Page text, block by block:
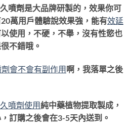
噴劑是大品牌研製的，效果你可
萬用戶體驗說效果強，能有效延
使用，不硬，不舉，沒有性慾也
不錯哦。
會不會有副作用啊，我落單之後
噴劑使用純中藥植物提取製成，
訂購之後會在3-5天內送到。